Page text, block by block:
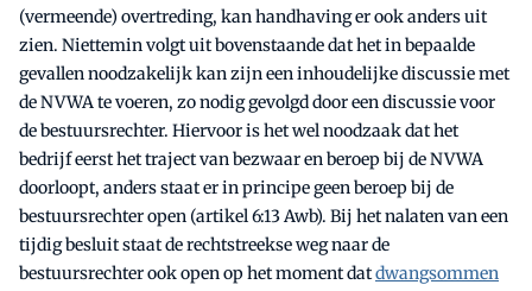
(vermeende) overtreding, kan handhaving er ook anders uit
zien. Niettemin volgt uit bovenstaande dat het in bepaalde
gevallen noodzakelijk kan zijn een inhoudelijke discussie met
de NVWA te voeren, zo nodig gevolgd door een discussie voor
de bestuursrechter. Hiervoor is het wel noodzaak dat het
bedrijf eerst het traject van bezwaar en beroep bij de NVWA
doorloopt, anders staat er in principe geen beroep bij de
bestuursrechter open (artikel 6:13 Awb). Bij het nalaten van een
tijdig besluit staat de rechtstreekse weg naar de
bestuursrechter ook open op het moment datdwangsommen